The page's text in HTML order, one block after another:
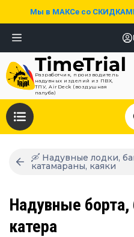
Мы в МАКСе со
Разработчик, производитель
надувных изделий из ПВХ,
ТПУ, AirDeck (воздушная
палуба)
🛶 Надувные лодки,
катамараны, каяки
Надувные борта,
катера